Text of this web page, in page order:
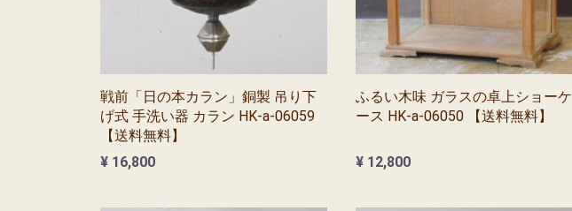
戦前「日の本カラン」銅製 吊り下
げ式 手洗い器 カラン HK-a-06059
【送料無料】
¥ 16,800
ふるい木味 ガラスの卓上ショーケ
ース HK-a-06050 【送料無料】
¥ 12,800